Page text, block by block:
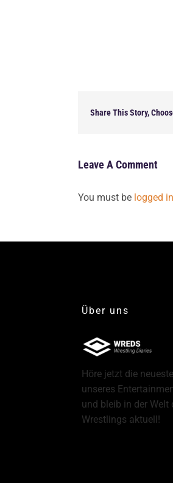
Share This Story,
Leave A Comment
You must be logged in
Über uns
Höre jetzt die
unseres
und bleib in der Welt
Wrestlings aktuell!